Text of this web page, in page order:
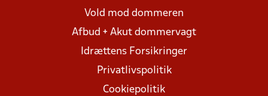
Vold mod dommeren
Afbud + Akut dommervagt
Idrættens Forsikringer
Privatlivspolitik
Cookiepolitik